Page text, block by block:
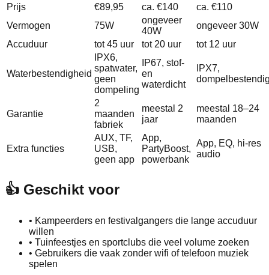
Prijs
€89,95 ca. €140
ca. €110
Vermogen
75W
ongeveer
40W
ongeveer 30W
Accuduur
tot 45 uur tot 20 uur tot 12 uur
Waterbestendigheid
IPX6,
spatwater,
geen
dompeling
IP67, stof-
en
waterdicht
IPX7,
Garantie
2
maanden
fabriek
meestal 2
jaar
meestal 18–24
maanden
Extra functies
AUX, TF,
USB,
geen app
App,
PartyBoost,
powerbank
App, EQ, hi-res
audio
👍 Geschikt voor
• Kampeerders en festivalgangers die lange accuduur
willen
• Tuinfeestjes en sportclubs die veel volume zoeken
• Gebruikers die vaak zonder wifi of telefoon muziek
spelen